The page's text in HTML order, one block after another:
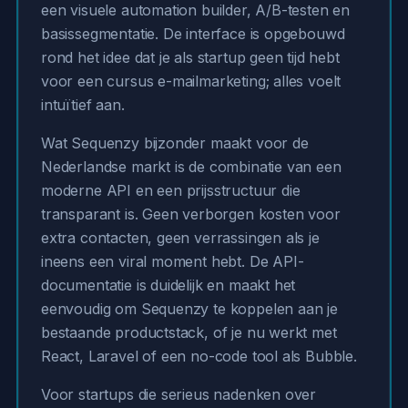
een visuele automation builder, A/B-testen en
basissegmentatie. De interface is opgebouwd
rond het idee dat je als startup geen tijd hebt
voor een cursus e-mailmarketing; alles voelt
intuïtief aan.
Wat Sequenzy bijzonder maakt voor de
Nederlandse markt is de combinatie van een
moderne API en een prijsstructuur die
transparant is. Geen verborgen kosten voor
extra contacten, geen verrassingen als je
ineens een viral moment hebt. De API-
documentatie is duidelijk en maakt het
eenvoudig om Sequenzy te koppelen aan je
bestaande productstack, of je nu werkt met
React, Laravel of een no-code tool als Bubble.
Voor startups die serieus nadenken over